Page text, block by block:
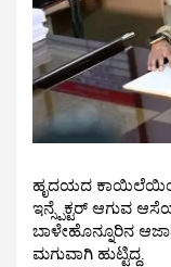
ಹೃದಯದ ಕಾಯಿಲೆಯಿಂದ
ಇನ್ಸ್ಪೆಕ್ಟರ್ ಆಗುವ
ಬಾಳೇಹೊನ್ನೂರಿನ
ಮಗುವಾಗಿ ಹುಟ್ಟಿದ್ದ.